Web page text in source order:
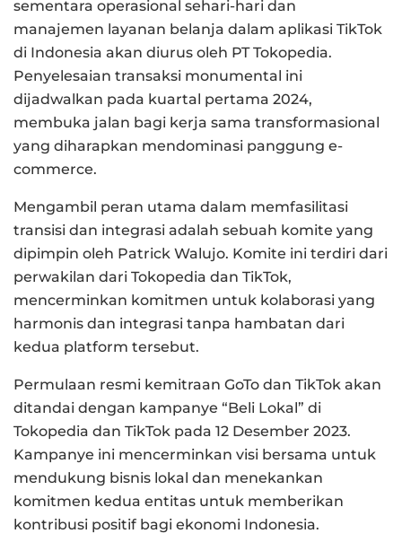
sementara operasional sehari-hari dan
manajemen layanan belanja dalam aplikasi TikTok
di Indonesia akan diurus oleh PT Tokopedia.
Penyelesaian transaksi monumental ini
dijadwalkan pada kuartal pertama 2024,
membuka jalan bagi kerja sama transformasional
yang diharapkan mendominasi panggung e-
commerce.
Mengambil peran utama dalam memfasilitasi
transisi dan integrasi adalah sebuah komite yang
dipimpin oleh Patrick Walujo. Komite ini terdiri dari
perwakilan dari Tokopedia dan TikTok,
mencerminkan komitmen untuk kolaborasi yang
harmonis dan integrasi tanpa hambatan dari
kedua platform tersebut.
Permulaan resmi kemitraan GoTo dan TikTok akan
ditandai dengan kampanye “Beli Lokal” di
Tokopedia dan TikTok pada 12 Desember 2023.
Kampanye ini mencerminkan visi bersama untuk
mendukung bisnis lokal dan menekankan
komitmen kedua entitas untuk memberikan
kontribusi positif bagi ekonomi Indonesia.